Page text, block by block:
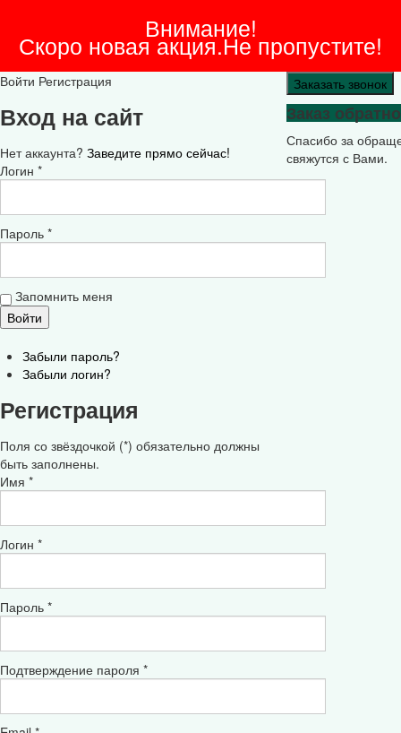
Внимание!
Скоро новая акция.Не пропустите!
Войти Регистрация
Вход на сайт
Нет аккаунта? Заведите прямо сейчас!
Логин *
Пароль *
Запомнить меня
Забыли пароль?
Забыли логин?
Регистрация
Поля со звёздочкой (*) обязательно должны
быть заполнены.
Имя *
Логин *
Пароль *
Подтверждение пароля *
Заказать звонок
Заказ
Спасибо за
свяжутся с Вами.